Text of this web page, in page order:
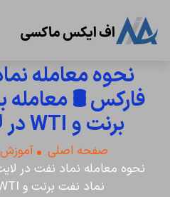
نحوه معامله
فارکس 🛢️ معامله
برنت و WTI در لایت فایننس
صفحه اصلی
آموزش
نحوه معامله نماد نفت در
نماد نفت برنت و WTI در لایت فایننس